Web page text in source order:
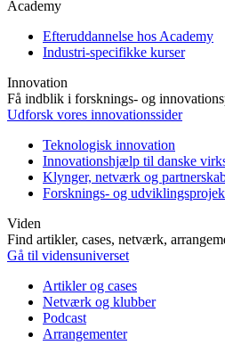
Academy
Efteruddannelse hos Academy
Industri-specifikke kurser
Innovation
Få indblik i forsknings- og
Udforsk vores innovationssider
Teknologisk innovation
Innovationshjælp til danske
Klynger, netværk og
Forsknings- og
Viden
Find artikler, cases, netværk,
Gå til vidensuniverset
Artikler og cases
Netværk og klubber
Podcast
Arrangementer